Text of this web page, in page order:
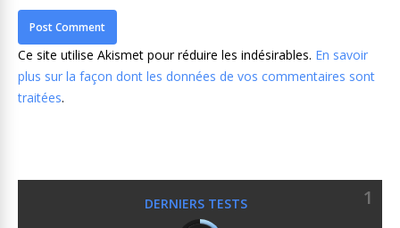
Ce site utilise Akismet pour réduire les indésirables. En savoir
plus sur la façon dont les données de vos commentaires sont
traitées.
DERNIERS TESTS
1